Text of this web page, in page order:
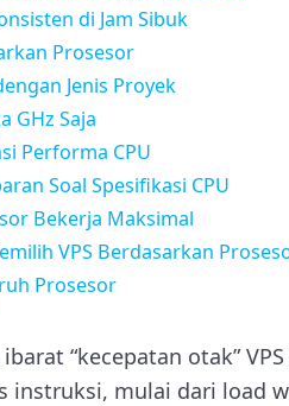
di Jam Sibuk
Prosesor
Jenis Proyek
GHz Saja
Performa CPU
Soal Spesifikasi CPU
Bekerja Maksimal
VPS Berdasarkan
Prosesor
“kecepatan otak”
instruksi, mulai dari load